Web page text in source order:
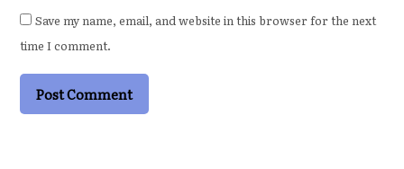
Save my name, email, and website in this browser for the next
time I comment.